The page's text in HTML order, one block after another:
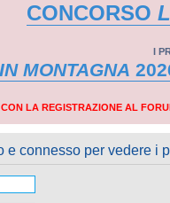
CONCORSO
I
MONTAGNA
LA REGISTRAZIONE AL
e connesso per vedere i